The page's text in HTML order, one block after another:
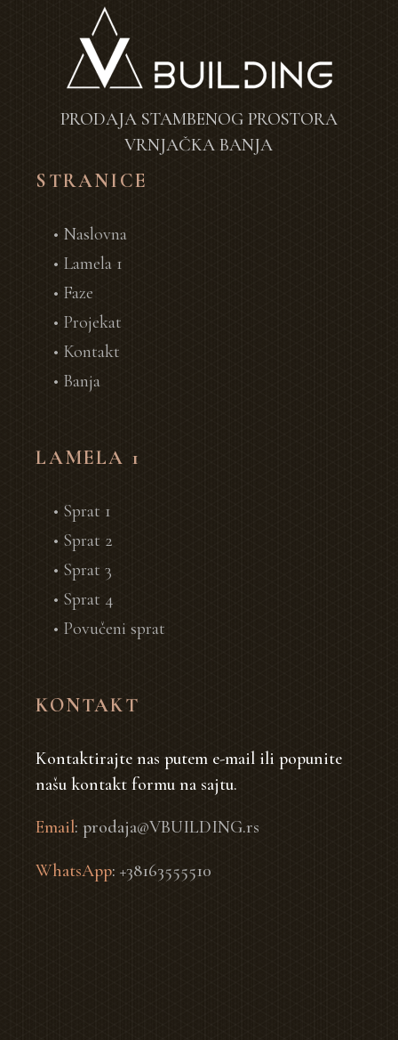
PRODAJA STAMBENOG PROSTORA
VRNJAČKA BANJA
STRANICE
• Naslovna
• Lamela 1
• Faze
• Projekat
• Kontakt
• Banja
LAMELA 1
• Sprat 1
• Sprat 2
• Sprat 3
• Sprat 4
• Povučeni sprat
KONTAKT
Kontaktirajte nas putem e-mail ili popunite
našu kontakt formu na sajtu.
Email:prodaja@VBUILDING.rs
WhatsApp:+38163555510